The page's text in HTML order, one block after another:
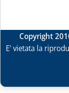
Copyright
E' vietata la